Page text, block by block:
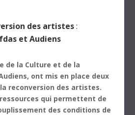
des artistes:
et Audiens
de la Culture et de la
ont mis en place deux
reconversion des artistes.
ressources qui permettent de
des conditions de